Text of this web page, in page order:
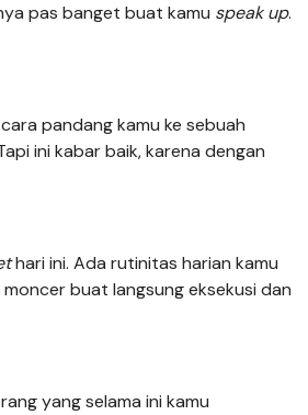
pas banget buat kamu speak up.
pandang kamu ke sebuah
ini kabar baik, karena dengan
hari ini. Ada rutinitas harian kamu
buat langsung eksekusi dan
yang selama ini kamu